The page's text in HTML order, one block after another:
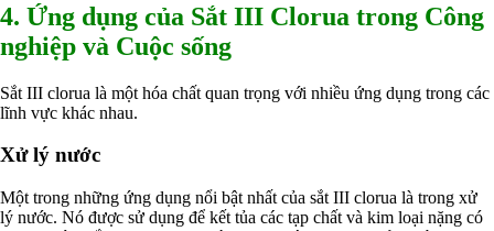
4. Ứng dụng của Sắt III Clorua trong Công
nghiệp và Cuộc sống
Sắt III clorua là một hóa chất quan trọng với nhiều ứng dụng trong các
lĩnh vực khác nhau.
Xử lý nước
Một trong những ứng dụng nổi bật nhất của sắt III clorua là trong xử
lý nước. Nó được sử dụng để kết tủa các tạp chất và kim loại nặng có